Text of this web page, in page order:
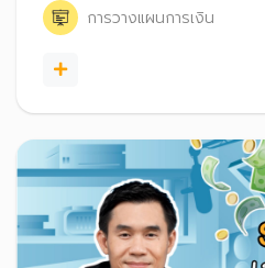
การวางแผนการเงิน